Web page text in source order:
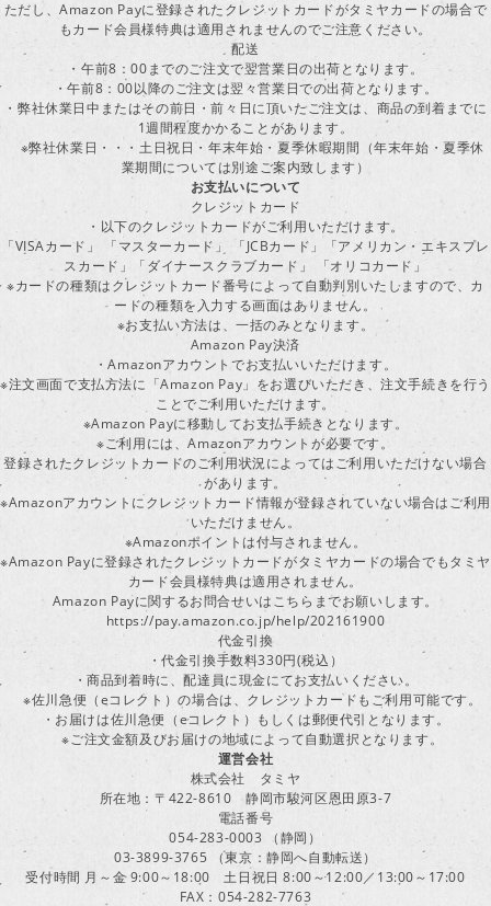
ただし、Amazon Payに登録されたクレジットカードがタミヤカードの場合で
もカード会員様特典は適用されませんのでご注意ください。
配送
・午前8：00までのご注文で翌営業日の出荷となります。
・午前8：00以降のご注文は翌々営業日での出荷となります。
・弊社休業日中またはその前日・前々日に頂いたご注文は、商品の到着までに
1週間程度かかることがあります。
※弊社休業日・・・土日祝日・年末年始・夏季休暇期間（年末年始・夏季休
業期間については別途ご案内致します）
お支払いについて
クレジットカード
・以下のクレジットカードがご利用いただけます。
「VISAカード」 「マスターカード」 「JCBカード」「アメリカン・エキスプレ
スカード」「ダイナースクラブカード」 「オリコカード」
※カードの種類はクレジットカード番号によって自動判別いたしますので、カ
ードの種類を入力する画面はありません。
※お支払い方法は、一括のみとなります。
Amazon Pay決済
・Amazonアカウントでお支払いいただけます。
※注文画面で支払方法に「Amazon Pay」をお選びいただき、注文手続きを行う
ことでご利用いただけます。
※Amazon Payに移動してお支払手続きとなります。
※ご利用には、Amazonアカウントが必要です。
登録されたクレジットカードのご利用状況によってはご利用いただけない場合
があります。
※Amazonアカウントにクレジットカード情報が登録されていない場合はご利用
いただけません。
※Amazonポイントは付与されません。
※Amazon Payに登録されたクレジットカードがタミヤカードの場合でもタミヤ
カード会員様特典は適用されません。
Amazon Payに関するお問合せいはこちらまでお願いします。
https://pay.amazon.co.jp/help/202161900
代金引換
・代金引換手数料330円(税込）
・商品到着時に、配達員に現金にてお支払いください。
※佐川急便（eコレクト）の場合は、クレジットカードもご利用可能です。
・お届けは佐川急便（eコレクト）もしくは郵便代引となります。
※ご注文金額及びお届けの地域によって自動選択となります。
運営会社
株式会社 タミヤ
所在地：〒422-8610 静岡市駿河区恩田原3-7
電話番号
054-283-0003 （静岡）
03-3899-3765 （東京：静岡へ自動転送）
受付時間 月～金 9:00～18:00 土日祝日 8:00～12:00／13:00～17:00
FAX：054-282-7763